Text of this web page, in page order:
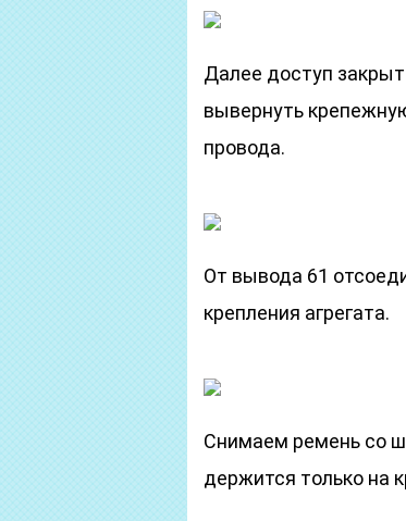
Далее доступ
вывернуть
провода.
От вывода 61
крепления агрегата.
Снимаем ремень со
держится только на